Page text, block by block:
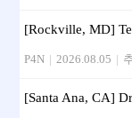
[Rockville, MD]
P4N | 2026.08.05 |
[Santa Ana, CA]